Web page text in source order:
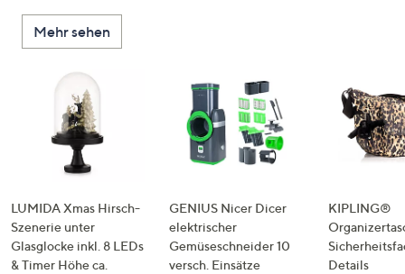
Mehr sehen
LUMIDA Xmas Hirsch-
Szenerie unter
Glasglocke inkl. 8 LEDs
& Timer Höhe ca.
GENIUS Nicer Dicer
elektrischer
Gemüseschneider 10
versch. Einsätze
KIPLING®
Details